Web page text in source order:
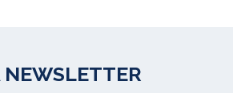
NEWSLETTER